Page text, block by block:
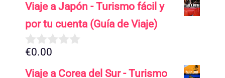
Viaje a Japón - Turismo fácil y
por tu cuenta (Guía de Viaje)
0
e
€0.00
Viaje a Corea del Sur - Turismo